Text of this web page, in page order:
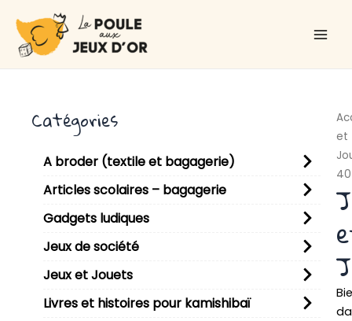
contenu
Catégories
A broder (textile et bagagerie)
Articles scolaires – bagagerie
Gadgets ludiques
Jeux de société
Jeux et Jouets
Livres et histoires pour kamishibaï
et
40